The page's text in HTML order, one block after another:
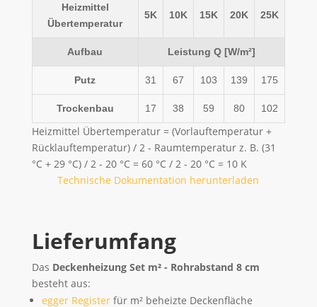
Heizmittel
Übertemperatur
5K 10K 15K 20K 25K
Aufbau Leistung Q [W/m²]
Putz 31 67 103 139 175
Trockenbau 17 38 59 80 102
Heizmittel Übertemperatur = (Vorlauftemperatur +
Rücklauftemperatur) / 2 - Raumtemperatur z. B. (31
°C + 29 °C) / 2 - 20 °C = 60 °C / 2 - 20 °C = 10 K
Technische Dokumentation herunterladen
Lieferumfang
Das Deckenheizung Set m² - Rohrabstand 8 cm
besteht aus:
egger Registerfür m² beheizte Deckenfläche